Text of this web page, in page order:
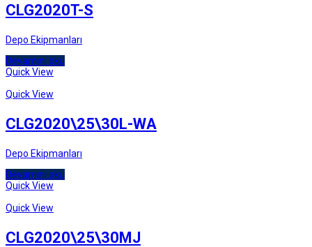
CLG2020T-S
Depo Ekipmanları
Devamını oku
Quick View
Quick View
CLG2020\25\30L-WA
Depo Ekipmanları
Devamını oku
Quick View
Quick View
CLG2020\25\30MJ